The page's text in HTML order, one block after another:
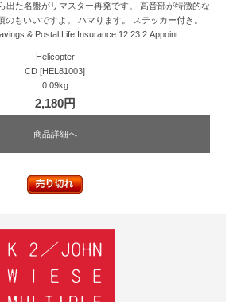
出た名盤がリマスター再発です。 高音部が特徴的な
のもいいですよ。 ハマります。 ステッカー付き。
& Postal Life Insurance 12:23 2 Appoint...
Helicopter
CD [HEL81003]
0.09kg
2,180円
商品詳細へ